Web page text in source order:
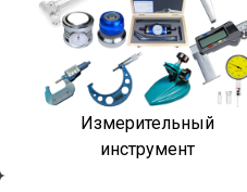
Измерительный
инструмент